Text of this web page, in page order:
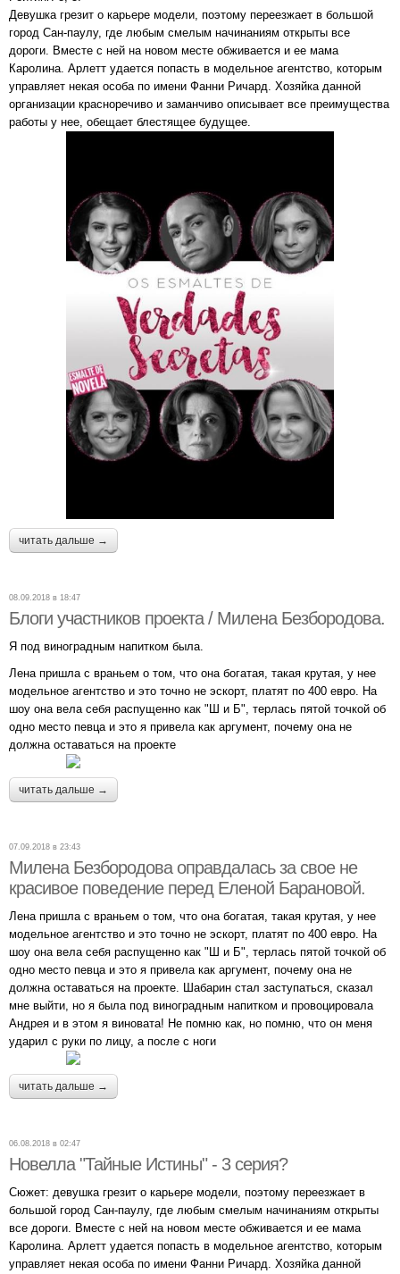
Девушка грезит о карьере модели, поэтому переезжает в большой
город Сан-паулу, где любым смелым начинаниям открыты все
дороги. Вместе с ней на новом месте обживается и ее мама
Каролина. Арлетт удается попасть в модельное агентство, которым
управляет некая особа по имени Фанни Ричард. Хозяйка данной
организации красноречиво и заманчиво описывает все преимущества
работы у нее, обещает блестящее будущее.
читать дальше →
08.09.2018 в 18:47
Блоги участников проекта / Милена Безбородова.
Я под виноградным напитком была.
Лена пришла с враньем о том, что она богатая, такая крутая, у нее
модельное агентство и это точно не эскорт, платят по 400 евро. На
шоу она вела себя распущенно как "Ш и Б", терлась пятой точкой об
одно место певца и это я привела как аргумент, почему она не
должна оставаться на проекте
читать дальше →
07.09.2018 в 23:43
Милена Безбородова оправдалась за свое не
красивое поведение перед Еленой Барановой.
Лена пришла с враньем о том, что она богатая, такая крутая, у нее
модельное агентство и это точно не эскорт, платят по 400 евро. На
шоу она вела себя распущенно как "Ш и Б", терлась пятой точкой об
одно место певца и это я привела как аргумент, почему она не
должна оставаться на проекте. Шабарин стал заступаться, сказал
мне выйти, но я была под виноградным напитком и провоцировала
Андрея и в этом я виновата! Не помню как, но помню, что он меня
ударил с руки по лицу, а после с ноги
читать дальше →
06.08.2018 в 02:47
Новелла "Тайные Истины" - 3 серия?
Сюжет: девушка грезит о карьере модели, поэтому переезжает в
большой город Сан-паулу, где любым смелым начинаниям открыты
все дороги. Вместе с ней на новом месте обживается и ее мама
Каролина. Арлетт удается попасть в модельное агентство, которым
управляет некая особа по имени Фанни Ричард. Хозяйка данной